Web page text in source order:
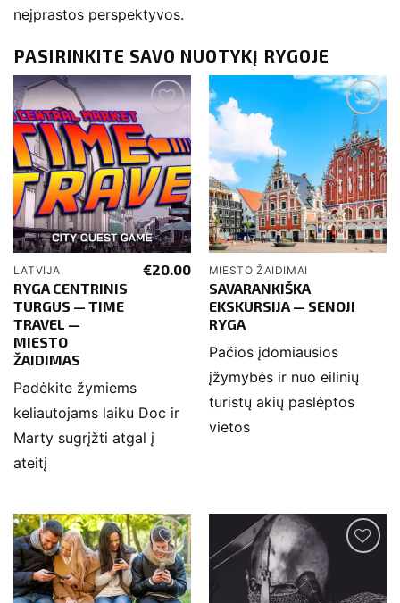
neįprastos perspektyvos.
PASIRINKITE SAVO NUOTYKĮ RYGOJE
LATVIJA
RYGA CENTRINIS
TURGUS — TIME
TRAVEL —
MIESTO
ŽAIDIMAS
€20.00
Padėkite žymiems
keliautojams laiku Doc ir
Marty sugrįžti atgal į
ateitį
MIESTO ŽAIDIMAI
SAVARANKIŠKA
EKSKURSIJA — SENOJI
RYGA
Pačios įdomiausios
įžymybės ir nuo eilinių
turistų akių paslėptos
vietos